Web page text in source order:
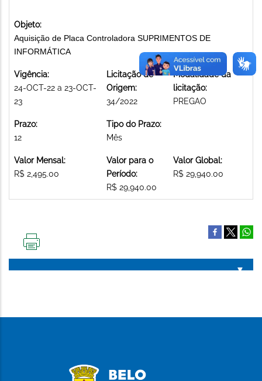
Objeto:
Aquisição de Placa Controladora SUPRIMENTOS DE
INFORMÁTICA
Vigência:
24-OCT-22 a 23-OCT-
23
Licitação de
Origem:
34/2022
Modalidade da
licitação:
PREGAO
Prazo:
12
Tipo do Prazo:
Mês
Valor Mensal:
R$ 2,495.00
Valor para o
Período:
R$ 29,940.00
Valor Global:
R$ 29,940.00
PÁGINA